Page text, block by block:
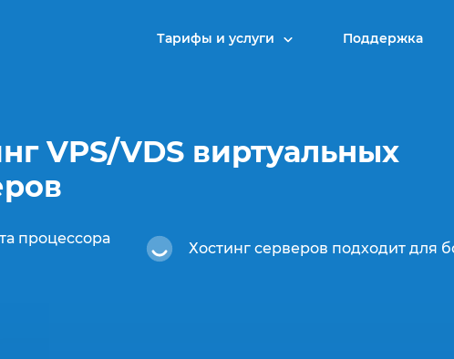
Тарифы и услуги Поддержка
VPS/VDS виртуальных
процессора
Хостинг серверов подходит для